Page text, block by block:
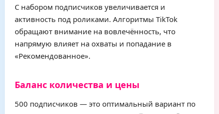
С набором подписчиков увеличивается и
активность под роликами. Алгоритмы TikTok
обращают внимание на вовлечённость, что
напрямую влияет на охваты и попадание в
«Рекомендованное».
Баланс количества и цены
500 подписчиков — это оптимальный вариант по